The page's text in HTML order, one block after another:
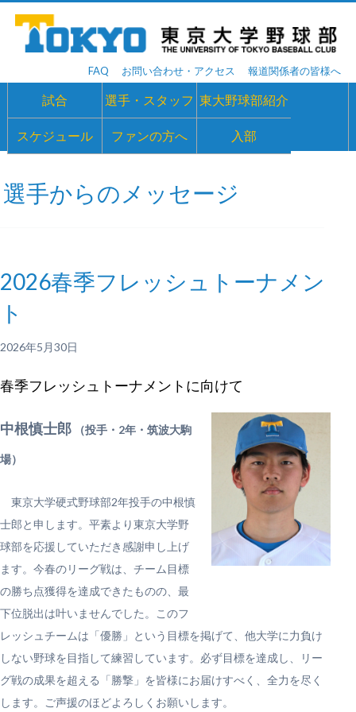
FAQ お問い合わせ・アクセス 報道関係者の皆様へ
試合 選手・スタッフ 東大野球部紹介
スケジュール ファンの方へ 入部
選手からのメッセージ
2026春季フレッシュトーナメン
ト
2026年5月30日
春季フレッシュトーナメントに向けて
中根慎士郎 （投手・2年・筑波大駒
場）
東京大学硬式野球部2年投手の中根慎
士郎と申します。平素より東京大学野
球部を応援していただき感謝申し上げ
ます。今春のリーグ戦は、チーム目標
の勝ち点獲得を達成できたものの、最
下位脱出は叶いませんでした。このフ
レッシュチームは「優勝」という目標を掲げて、他大学に力負け
しない野球を目指して練習しています。必ず目標を達成し、リー
グ戦の成果を超える「勝撃」を皆様にお届けすべく、全力を尽く
します。ご声援のほどよろしくお願いします。